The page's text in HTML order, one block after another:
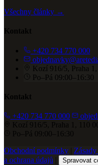
Všechny články →
Kontakt
+420 734 770 000
Kozí 916/5, Praha
Po–Pá 09:00–16:30
Kontakt
+420 734 770 000
Kozí 916/5, Praha 1, 110
Po–Pá 09:00–16:30
Obchodní podmínky |
a ochrana údajů | Spravovat